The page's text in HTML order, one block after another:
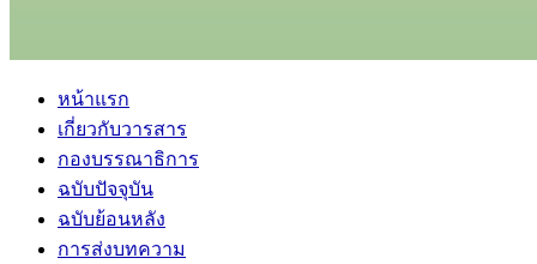
หน้าแรก
เกี่ยวกับวารสาร
กองบรรณาธิการ
ฉบับปัจจุบัน
ฉบับย้อนหลัง
การส่งบทความ